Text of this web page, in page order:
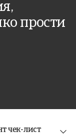
прости
чек-лист